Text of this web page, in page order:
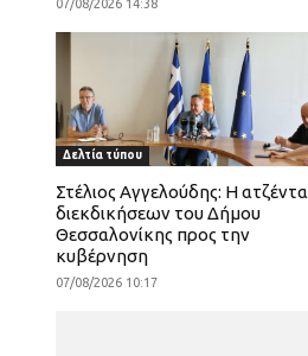
07/08/2026 14:38
Δελτία τύπου
Στέλιος Αγγελούδης: Η ατζέντα
διεκδικήσεων του Δήμου
Θεσσαλονίκης προς την
κυβέρνηση
07/08/2026 10:17